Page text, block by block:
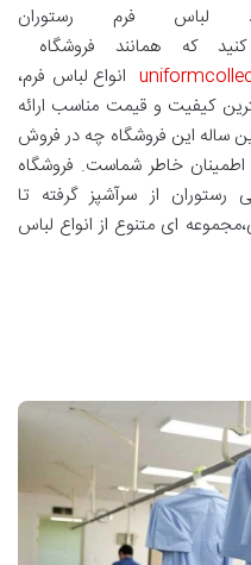
لباس فرم رستوران
که همانند فروشگاه
انواع لباس فرم،
کیفیت و قیمت مناسب ارائه
ساله این فروشگاه چه در فروش
خاطر شماست. فروشگاه
از سرآشپز گرفته تا
ای متنوع از انواع لباس